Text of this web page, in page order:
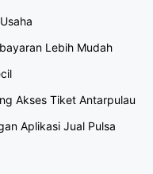
Lebih Mudah
Akses Tiket Antarpulau
Aplikasi Jual Pulsa